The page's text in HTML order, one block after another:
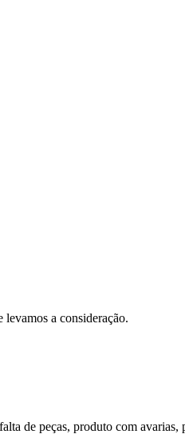
levamos a consideração.
de peças, produto com avarias,